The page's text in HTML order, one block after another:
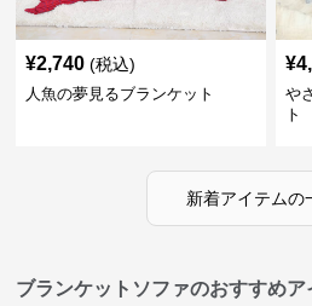
¥2,740 (税込)
人魚の夢見るブランケット
¥
や
ト
新着アイテムの
ブランケットソファのおすすめア